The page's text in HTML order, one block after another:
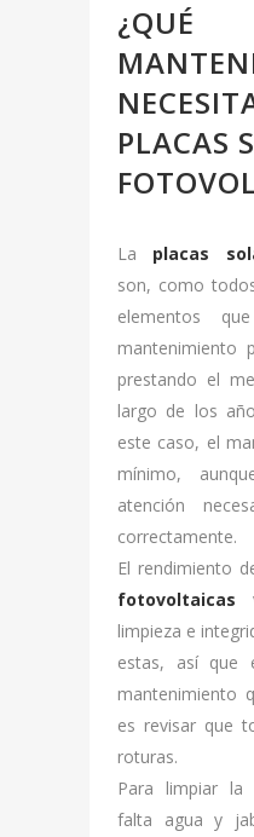
¿QUÉ
PLACAS
La placas
son, como
elementos
mantenimiento
prestando el
largo de los
este caso, el
mínimo,
atención
correctamente.
El rendimiento
fotovoltaicas
limpieza e
estas, así que
mantenimiento
es revisar que
roturas.
Para limpiar la
falta agua y